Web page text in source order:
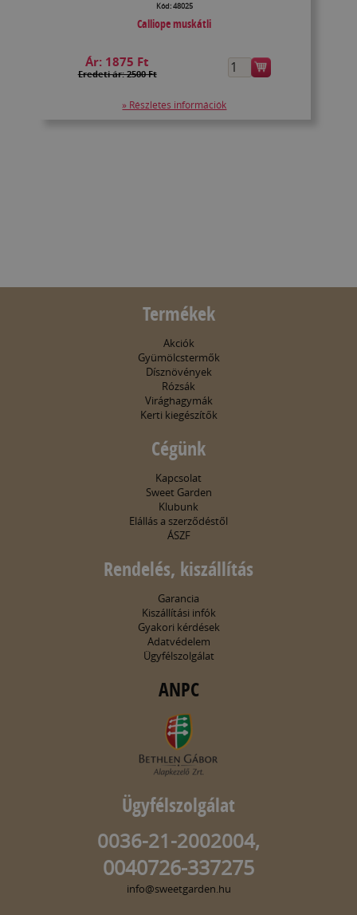
Kód: 48025
Calliope muskátli
Ár: 1875 Ft
Eredeti ár: 2500 Ft
» Részletes információk
Termékek
Akciók
Gyümölcstermők
Dísznövények
Rózsák
Virághagymák
Kerti kiegészítők
Cégünk
Kapcsolat
Sweet Garden
Klubunk
Elállás a szerződéstől
ÁSZF
Rendelés, kiszállítás
Garancia
Kiszállítási infók
Gyakori kérdések
Adatvédelem
Ügyfélszolgálat
ANPC
Ügyfélszolgálat
0036-21-2002004,
0040726-337275
info@sweetgarden.hu